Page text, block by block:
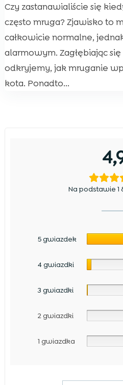
Czy zastanawialiście się
często mruga? Zjawisko to
całkowicie normalne,
alarmowym. Zagłębiając
odkryjemy, jak mruganie
kota. Ponadto...
Na podstawie 1
5 gwiazdek
4 gwiazdki
3 gwiazdki
2 gwiazdki
1 gwiazdka